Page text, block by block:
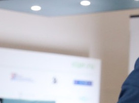
sales@kmyt.ru
+7 (495) 785-57-50
+7 (800) 100-01-07